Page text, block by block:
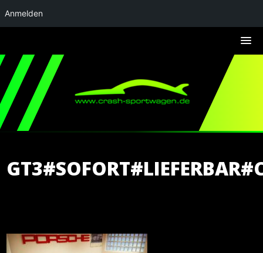
Anmelden